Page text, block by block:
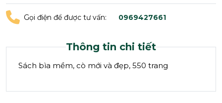
Gọi điện để được tư vấn: 0969427661
Thông tin chi tiết
Sách bìa mềm, cò mới và đẹp, 550 trang